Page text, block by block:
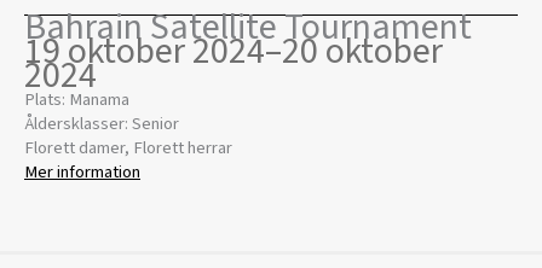
Bahrain Satellite Tournament
19 oktober 2024–20 oktober
2024
Plats: Manama
Åldersklasser: Senior
Florett damer, Florett herrar
Mer information